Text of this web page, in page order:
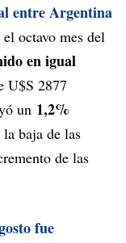
entre Argentina
el octavo mes del
en igual
U$S 2877
un 1,2%
baja de las
de las
fue